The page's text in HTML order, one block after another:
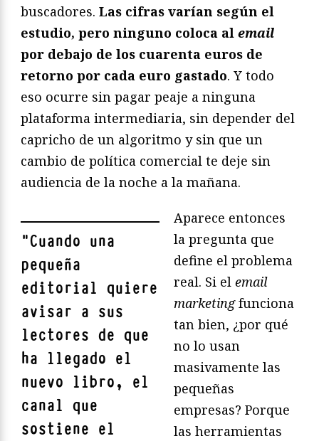
buscadores. Las cifras varían según el
estudio, pero ninguno coloca al email
por debajo de los cuarenta euros de
retorno por cada euro gastado. Y todo
eso ocurre sin pagar peaje a ninguna
plataforma intermediaria, sin depender del
capricho de un algoritmo y sin que un
cambio de política comercial te deje sin
audiencia de la noche a la mañana.
"Cuando una
pequeña
editorial quiere
avisar a sus
lectores de que
ha llegado el
nuevo libro, el
canal que
sostiene el
Aparece entonces
la pregunta que
define el problema
real. Si el email
marketingfunciona
tan bien, ¿por qué
no lo usan
masivamente las
pequeñas
empresas? Porque
las herramientas